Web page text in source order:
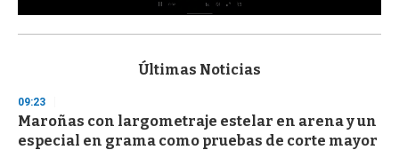
s
d
s
o
f
Últimas Noticias
09:23
Maroñas con largometraje estelar en arena y un
especial en grama como pruebas de corte mayor